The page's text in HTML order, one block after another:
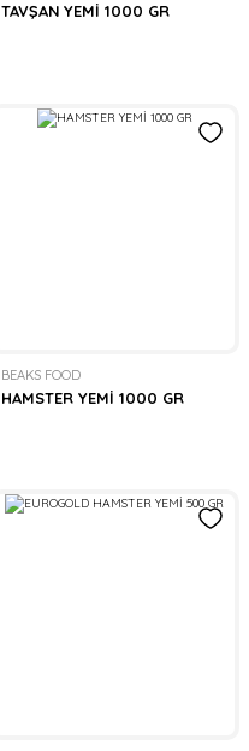
TAVŞAN YEMİ 1000 GR
BEAKS FOOD
HAMSTER YEMİ 1000 GR